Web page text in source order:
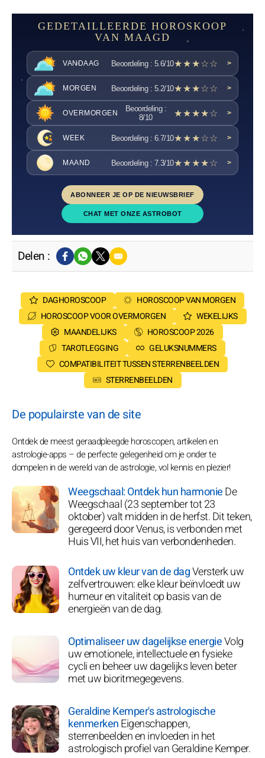
GEDETAILLEERDE HOROSKOOP
VAN MAAGD
VANDAAG Beoordeling : 5.6/10★★★☆☆ >
MORGEN Beoordeling : 5.2/10★★★☆☆ >
OVERMORGEN
Beoordeling :
8/10
★★★★☆ >
WEEK Beoordeling : 6.7/10★★★☆☆ >
MAAND Beoordeling : 7.3/10★★★★☆ >
ABONNEER JE OP DE NIEUWSBRIEF
CHAT MET ONZE ASTROBOT
Delen :
DAGHOROSCOOP
HOROSCOOP VAN MORGEN
HOROSCOOP VOOR OVERMORGEN
WEKELIJKS
MAANDELIJKS
HOROSCOOP 2026
TAROTLEGGING
GELUKSNUMMERS
COMPATIBILITEIT TUSSEN STERRENBEELDEN
STERRENBEELDEN
De populairste van de site
Ontdek de meest geraadpleegde horoscopen, artikelen en
astrologie-apps – de perfecte gelegenheid om je onder te
dompelen in de wereld van de astrologie, vol kennis en plezier!
Weegschaal: Ontdek hun harmonieDe
Weegschaal (23 september tot 23
oktober) valt midden in de herfst. Dit teken,
geregeerd door Venus, is verbonden met
Huis VII, het huis van verbondenheden.
Ontdek uw kleur van de dagVersterk uw
zelfvertrouwen: elke kleur beïnvloedt uw
humeur en vitaliteit op basis van de
energieën van de dag.
Optimaliseer uw dagelijkse energieVolg
uw emotionele, intellectuele en fysieke
cycli en beheer uw dagelijks leven beter
met uw bioritmegegevens.
Geraldine Kemper's astrologische
kenmerkenEigenschappen,
sterrenbeelden en invloeden in het
astrologisch profiel van Geraldine Kemper.